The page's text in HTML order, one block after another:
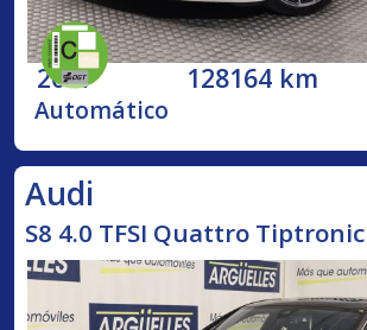
2017 128164 km
Automático
Audi
S8 4.0 TFSI Quattro